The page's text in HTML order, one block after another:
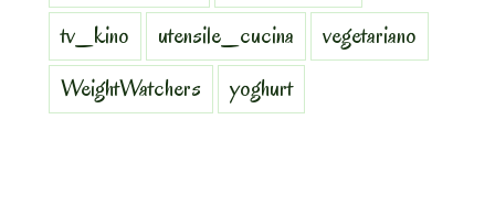
tv_kino
utensile_cucina
vegetariano
WeightWatchers
yoghurt